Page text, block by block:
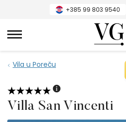
+385 99 803 9540
VillasGuide
Vila u Poreču
Villa San Vincenti